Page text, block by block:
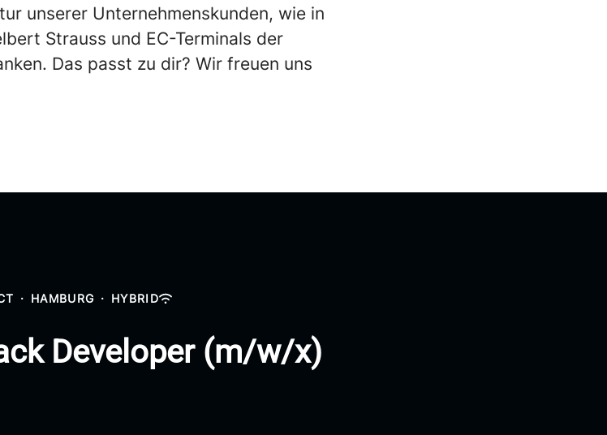
unserer Unternehmenskunden, wie in
Strauss und EC-Terminals der
Das passt zu dir? Wir freuen uns
· HAMBURG · HYBRID
Developer (m/w/x)